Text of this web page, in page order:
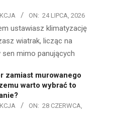
ON: 24 LIPCA, 2026
ustawiasz klimatyzację
wiatrak, licząc na
sen mimo panujących
zamiast murowanego
warto wybrać to
ON: 28 CZERWCA,